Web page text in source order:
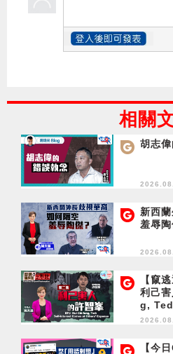
相關
胡志
新西
羞辱陶
【竄
利己
g,
at
【今